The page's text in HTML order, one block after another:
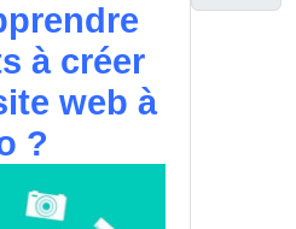
à créer
web à
?